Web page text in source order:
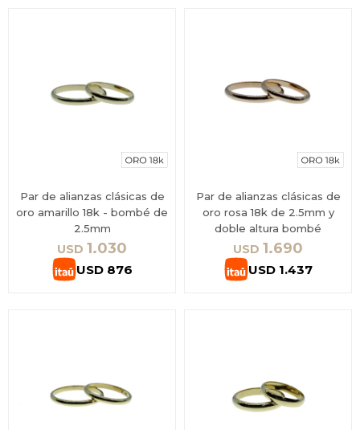
Par de alianzas clásicas de
oro amarillo 18k - bombé de
2.5mm
USD 1.030
USD 876
Par de alianzas clásicas de
oro rosa 18k de 2.5mm y
doble altura bombé
USD 1.690
USD 1.437